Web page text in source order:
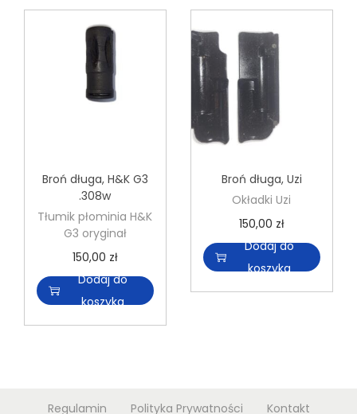
Broń długa, H&K G3
.308w
Tłumik płominia H&K
G3 oryginał
150,00 zł
Dodaj do
koszyka
Broń długa, Uzi
Okładki Uzi
150,00 zł
Dodaj do
koszyka
Regulamin Polityka Prywatności Kontakt